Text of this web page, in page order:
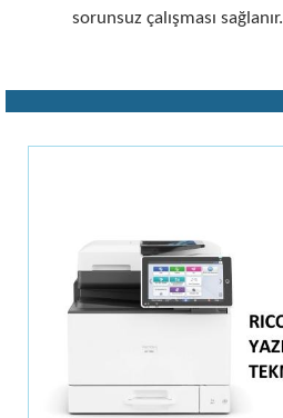
sorunsuz çalışması sağlanır.